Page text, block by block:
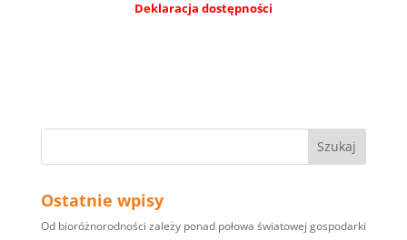
Deklaracja dostępności
Ostatnie wpisy
Od bioróżnorodności zależy ponad połowa światowej gospodarki